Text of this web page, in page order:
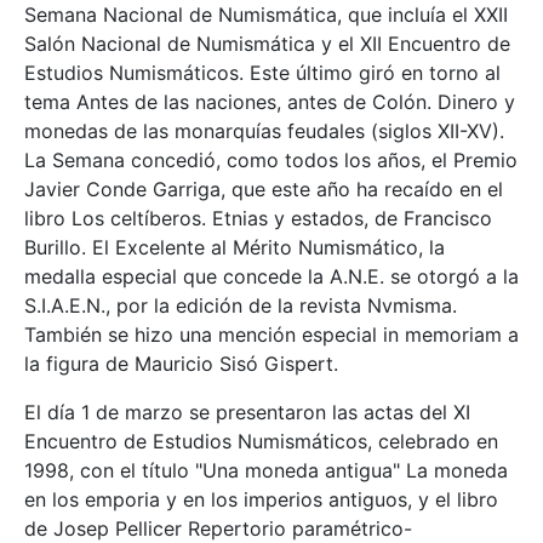
Semana Nacional de Numismática, que incluía el XXII
Salón Nacional de Numismática y el XII Encuentro de
Estudios Numismáticos. Este último giró en torno al
tema Antes de las naciones, antes de Colón. Dinero y
monedas de las monarquías feudales (siglos XII-XV).
La Semana concedió, como todos los años, el Premio
Javier Conde Garriga, que este año ha recaído en el
libro Los celtíberos. Etnias y estados, de Francisco
Burillo. El Excelente al Mérito Numismático, la
medalla especial que concede la A.N.E. se otorgó a la
S.I.A.E.N., por la edición de la revista Nvmisma.
También se hizo una mención especial in memoriam a
la figura de Mauricio Sisó Gispert.
El día 1 de marzo se presentaron las actas del XI
Encuentro de Estudios Numismáticos, celebrado en
1998, con el título "Una moneda antigua" La moneda
en los emporia y en los imperios antiguos, y el libro
de Josep Pellicer Repertorio paramétrico-